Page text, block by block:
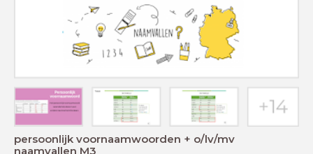
persoonlijk voornaamwoorden + o/lv/mv
naamvallen M3